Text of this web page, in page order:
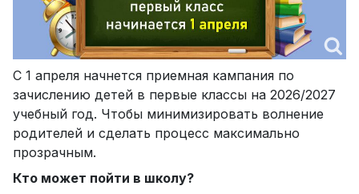
С 1 апреля начнется приемная кампания по
зачислению детей в первые классы на 2026/2027
учебный год. Чтобы минимизировать волнение
родителей и сделать процесс максимально
прозрачным.
Кто может пойти в школу?